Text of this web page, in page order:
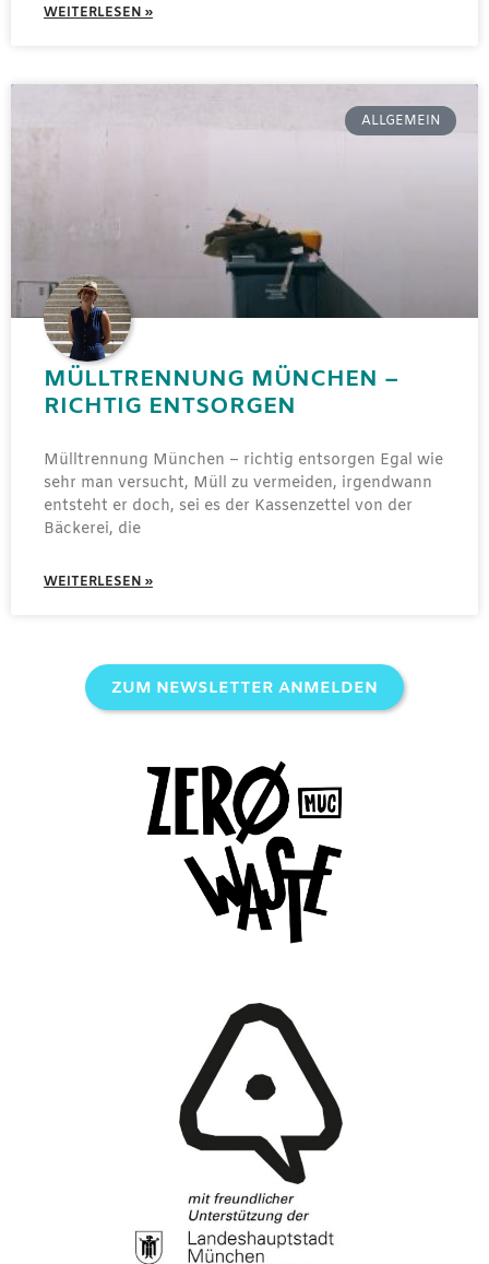
WEITERLESEN »
ALLGEMEIN
MÜLLTRENNUNG MÜNCHEN –
RICHTIG ENTSORGEN​
Mülltrennung München – richtig entsorgen Egal wie
sehr man versucht, Müll zu vermeiden, irgendwann
entsteht er doch, sei es der Kassenzettel von der
Bäckerei, die
WEITERLESEN »
ZUM NEWSLETTER ANMELDEN